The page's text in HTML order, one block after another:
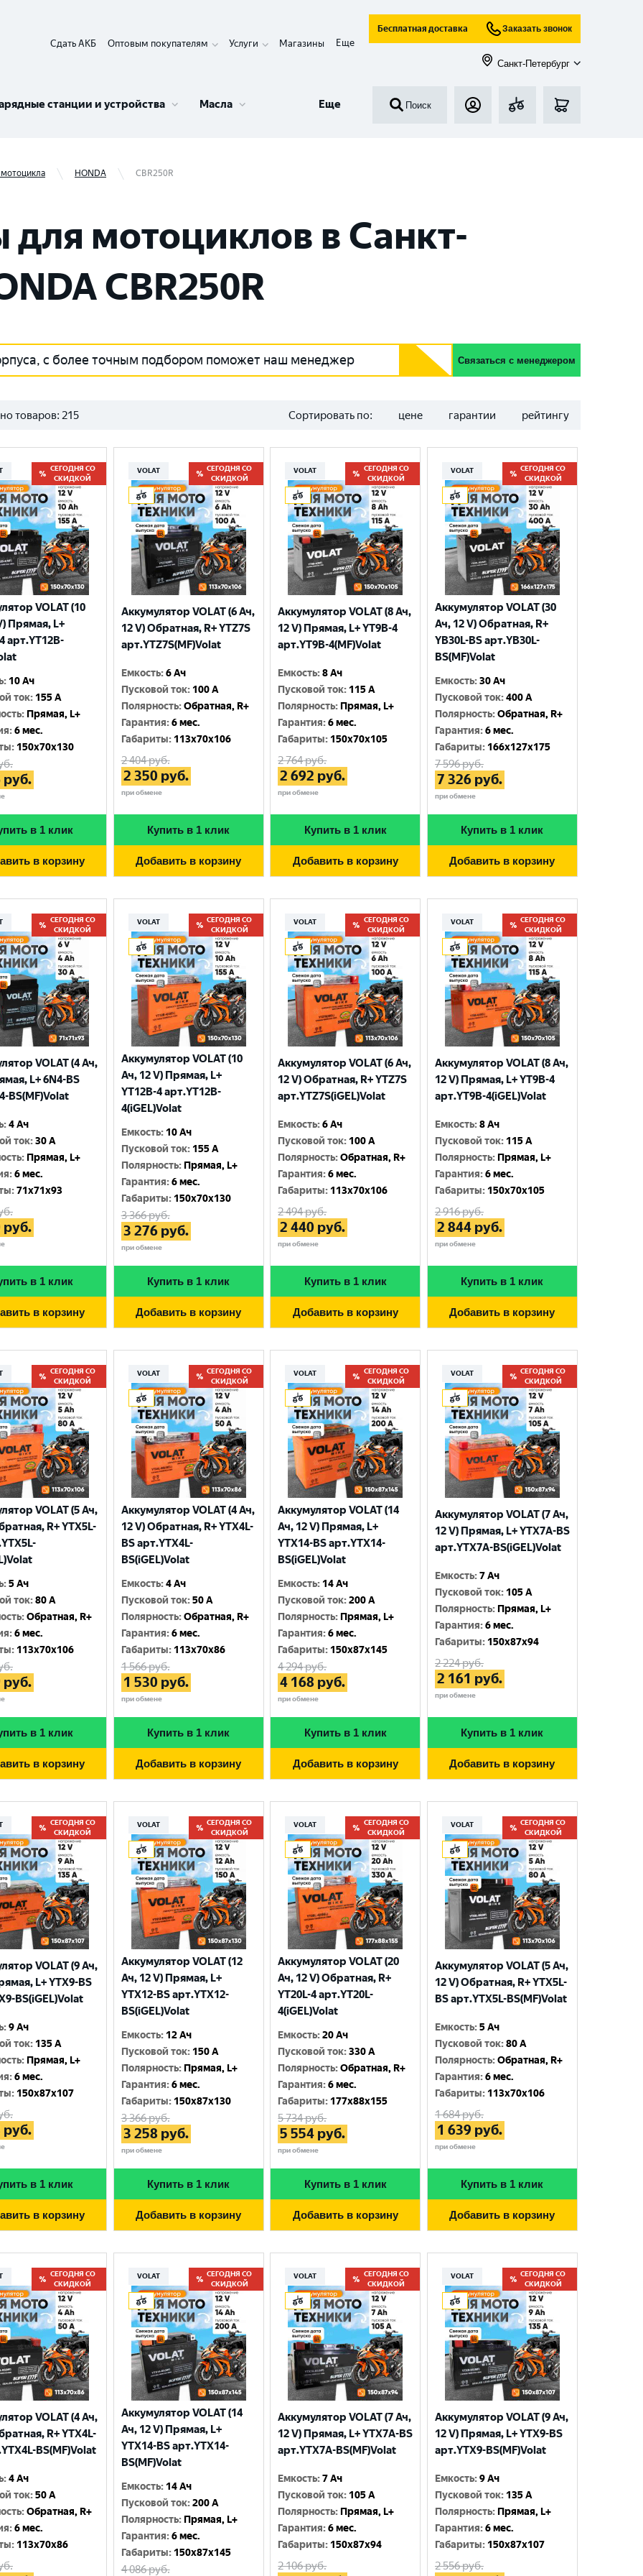
Сдать АКБ Оптовым покупателям Услуги Магазины Еще
Бесплатная доставка Заказать звонок
Санкт-Петербург
станции и устройства Масла Еще Поиск
HONDA CBR250R
мотоциклов в Санкт-
CBR250R
с более точным подбором поможет наш менеджер Связаться с менеджером
товаров: 215 Сортировать по: цене гарантии рейтингу
СЕГОДНЯ СО
СКИДКОЙ
VOLAT (10
Прямая, L+
арт.YT12B-
: 10 Ач
ток: 155 A
: Прямая, L+
:6 мес.
: 150x70x130
руб.
в 1 клик
в корзину
VOLAT
СЕГОДНЯ СО
СКИДКОЙ
Аккумулятор VOLAT (6 Ач,
12 V) Обратная, R+ YTZ7S
арт.YTZ7S(MF)Volat
Емкость:6 Ач
Пусковой ток: 100 A
Полярность:Обратная, R+
Гарантия:6 мес.
Габариты: 113x70x106
2 404руб.
2 350 руб.
при обмене
Купить в 1 клик
Добавить в корзину
VOLAT
СЕГОДНЯ СО
СКИДКОЙ
Аккумулятор VOLAT (8 Ач,
12 V) Прямая, L+ YT9B-4
арт.YT9B-4(MF)Volat
Емкость:8 Ач
Пусковой ток: 115 A
Полярность: Прямая, L+
Гарантия:6 мес.
Габариты: 150x70x105
2 764руб.
2 692 руб.
при обмене
Купить в 1 клик
Добавить в корзину
VOLAT
СЕГОДНЯ СО
СКИДКОЙ
Аккумулятор VOLAT (30
Ач, 12 V) Обратная, R+
YB30L-BS арт.YB30L-
BS(MF)Volat
Емкость:30 Ач
Пусковой ток:400 A
Полярность:Обратная, R+
Гарантия:6 мес.
Габариты: 166x127x175
7 596руб.
7 326руб.
при обмене
Купить в 1 клик
Добавить в корзину
СЕГОДНЯ СО
СКИДКОЙ
VOLAT (4 Ач,
L+ 6N4-BS
BS(MF)Volat
:4 Ач
ток:30 A
: Прямая, L+
:6 мес.
:71x71x93
руб.
в 1 клик
в корзину
VOLAT
СЕГОДНЯ СО
СКИДКОЙ
Аккумулятор VOLAT (10
Ач, 12 V) Прямая, L+
YT12B-4 арт.YT12B-
4(iGEL)Volat
Емкость: 10 Ач
Пусковой ток: 155 A
Полярность: Прямая, L+
Гарантия:6 мес.
Габариты: 150x70x130
3 366руб.
3 276руб.
при обмене
Купить в 1 клик
Добавить в корзину
VOLAT
СЕГОДНЯ СО
СКИДКОЙ
Аккумулятор VOLAT (6 Ач,
12 V) Обратная, R+ YTZ7S
арт.YTZ7S(iGEL)Volat
Емкость:6 Ач
Пусковой ток: 100 A
Полярность:Обратная, R+
Гарантия:6 мес.
Габариты: 113x70x106
2 494руб.
2 440 руб.
при обмене
Купить в 1 клик
Добавить в корзину
VOLAT
СЕГОДНЯ СО
СКИДКОЙ
Аккумулятор VOLAT (8 Ач,
12 V) Прямая, L+ YT9B-4
арт.YT9B-4(iGEL)Volat
Емкость:8 Ач
Пусковой ток: 115 A
Полярность: Прямая, L+
Гарантия:6 мес.
Габариты: 150x70x105
2 916руб.
2 844руб.
при обмене
Купить в 1 клик
Добавить в корзину
СЕГОДНЯ СО
СКИДКОЙ
VOLAT (5 Ач,
R+ YTX5L-
:5 Ач
ток:80 A
:Обратная, R+
:6 мес.
: 113x70x106
руб.
в 1 клик
в корзину
VOLAT
СЕГОДНЯ СО
СКИДКОЙ
Аккумулятор VOLAT (4 Ач,
12 V) Обратная, R+ YTX4L-
BS арт.YTX4L-
BS(iGEL)Volat
Емкость:4 Ач
Пусковой ток:50 A
Полярность:Обратная, R+
Гарантия:6 мес.
Габариты: 113x70x86
1 566руб.
1 530 руб.
при обмене
Купить в 1 клик
Добавить в корзину
VOLAT
СЕГОДНЯ СО
СКИДКОЙ
Аккумулятор VOLAT (14
Ач, 12 V) Прямая, L+
YTX14-BS арт.YTX14-
BS(iGEL)Volat
Емкость: 14 Ач
Пусковой ток:200 A
Полярность: Прямая, L+
Гарантия:6 мес.
Габариты: 150x87x145
4 294руб.
4 168 руб.
при обмене
Купить в 1 клик
Добавить в корзину
VOLAT
СЕГОДНЯ СО
СКИДКОЙ
Аккумулятор VOLAT (7 Ач,
12 V) Прямая, L+ YTX7A-BS
арт.YTX7A-BS(iGEL)Volat
Емкость:7 Ач
Пусковой ток: 105 A
Полярность: Прямая, L+
Гарантия:6 мес.
Габариты: 150x87x94
2 224руб.
2 161 руб.
при обмене
Купить в 1 клик
Добавить в корзину
СЕГОДНЯ СО
СКИДКОЙ
VOLAT (9 Ач,
L+ YTX9-BS
BS(iGEL)Volat
:9 Ач
ток: 135 A
: Прямая, L+
:6 мес.
: 150x87x107
руб.
в 1 клик
в корзину
VOLAT
СЕГОДНЯ СО
СКИДКОЙ
Аккумулятор VOLAT (12
Ач, 12 V) Прямая, L+
YTX12-BS арт.YTX12-
BS(iGEL)Volat
Емкость: 12 Ач
Пусковой ток: 150 A
Полярность: Прямая, L+
Гарантия:6 мес.
Габариты: 150x87x130
3 366руб.
3 258 руб.
при обмене
Купить в 1 клик
Добавить в корзину
VOLAT
СЕГОДНЯ СО
СКИДКОЙ
Аккумулятор VOLAT (20
Ач, 12 V) Обратная, R+
YT20L-4 арт.YT20L-
4(iGEL)Volat
Емкость:20 Ач
Пусковой ток:330 A
Полярность:Обратная, R+
Гарантия:6 мес.
Габариты: 177x88x155
5 734руб.
5 554 руб.
при обмене
Купить в 1 клик
Добавить в корзину
VOLAT
СЕГОДНЯ СО
СКИДКОЙ
Аккумулятор VOLAT (5 Ач,
12 V) Обратная, R+ YTX5L-
BS арт.YTX5L-BS(MF)Volat
Емкость:5 Ач
Пусковой ток:80 A
Полярность:Обратная, R+
Гарантия:6 мес.
Габариты: 113x70x106
1 684руб.
1 639 руб.
при обмене
Купить в 1 клик
Добавить в корзину
СЕГОДНЯ СО
СКИДКОЙ
VOLAT (4 Ач,
R+ YTX4L-
BS(MF)Volat
:4 Ач
ток:50 A
:Обратная, R+
:6 мес.
: 113x70x86
VOLAT
СЕГОДНЯ СО
СКИДКОЙ
Аккумулятор VOLAT (14
Ач, 12 V) Прямая, L+
YTX14-BS арт.YTX14-
BS(MF)Volat
Емкость: 14 Ач
Пусковой ток:200 A
Полярность: Прямая, L+
Гарантия:6 мес.
Габариты: 150x87x145
4 086руб.
VOLAT
СЕГОДНЯ СО
СКИДКОЙ
Аккумулятор VOLAT (7 Ач,
12 V) Прямая, L+ YTX7A-BS
арт.YTX7A-BS(MF)Volat
Емкость:7 Ач
Пусковой ток: 105 A
Полярность: Прямая, L+
Гарантия:6 мес.
Габариты: 150x87x94
2 106руб.
VOLAT
СЕГОДНЯ СО
СКИДКОЙ
Аккумулятор VOLAT (9 Ач,
12 V) Прямая, L+ YTX9-BS
арт.YTX9-BS(MF)Volat
Емкость:9 Ач
Пусковой ток: 135 A
Полярность: Прямая, L+
Гарантия:6 мес.
Габариты: 150x87x107
2 556руб.
Выберите ваш город
Великий Новгород
Москва
Санкт-Петербург
Смоленск